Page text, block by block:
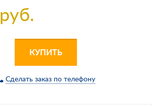
руб.
КУПИТЬ
Сделать заказ по телефону